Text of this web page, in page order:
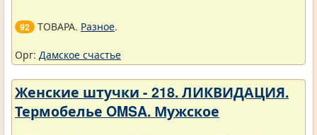
92 ТОВАРА. Разное.
Орг: Дамское счастье
Женские штучки - 218. ЛИКВИДАЦИЯ.
Термобелье OMSA. Мужское